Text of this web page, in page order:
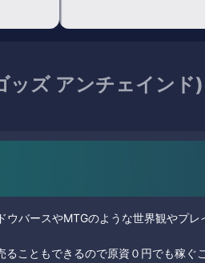
ッズ アンチェインド
バースやMTGのような世界観やプ
こともできるので原資０円でも稼ぐ